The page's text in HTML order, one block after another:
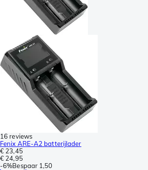
16 reviews
Fenix ARE-A2 batterijlader
€ 23,45
€ 24,95
-6%Bespaar 1,50